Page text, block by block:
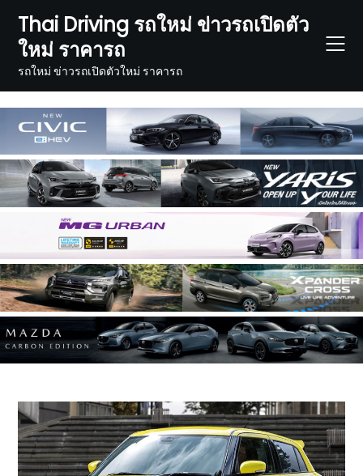
content
Thai Driving รถใหม่ ข่าวรถเปิดตัว
ใหม่ ราคารถ
รถใหม่ ข่าวรถเปิดตัวใหม่ ราคารถ